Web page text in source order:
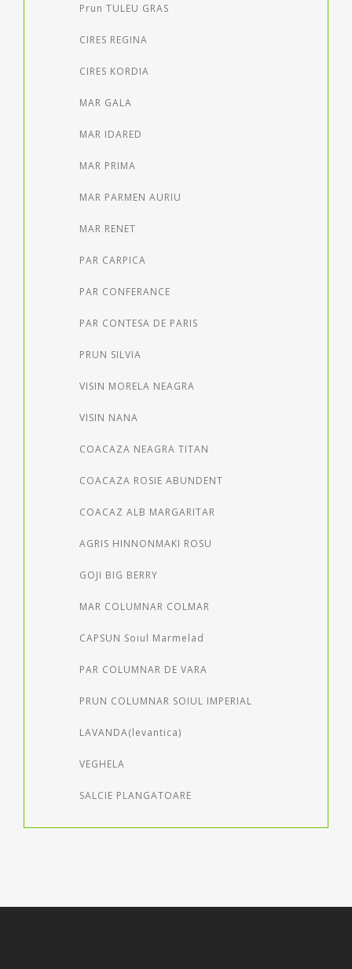
Prun TULEU GRAS
CIRES REGINA
CIRES KORDIA
MAR GALA
MAR IDARED
MAR PRIMA
MAR PARMEN AURIU
MAR RENET
PAR CARPICA
PAR CONFERANCE
PAR CONTESA DE PARIS
PRUN SILVIA
VISIN MORELA NEAGRA
VISIN NANA
COACAZA NEAGRA TITAN
COACAZA ROSIE ABUNDENT
COACAZ ALB MARGARITAR
AGRIS HINNONMAKI ROSU
GOJI BIG BERRY
MAR COLUMNAR COLMAR
CAPSUN Soiul Marmelad
PAR COLUMNAR DE VARA
PRUN COLUMNAR SOIUL IMPERIAL
LAVANDA(levantica)
VEGHELA
SALCIE PLANGATOARE